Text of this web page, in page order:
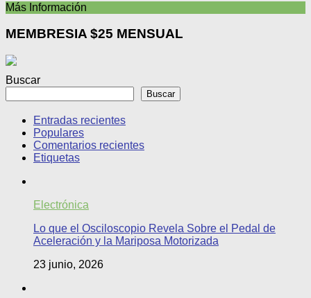
Más Información
MEMBRESIA $25 MENSUAL
Buscar
Buscar
Entradas recientes
Populares
Comentarios recientes
Etiquetas
Electrónica
Lo que el Osciloscopio Revela Sobre el Pedal de
Aceleración y la Mariposa Motorizada
23 junio, 2026